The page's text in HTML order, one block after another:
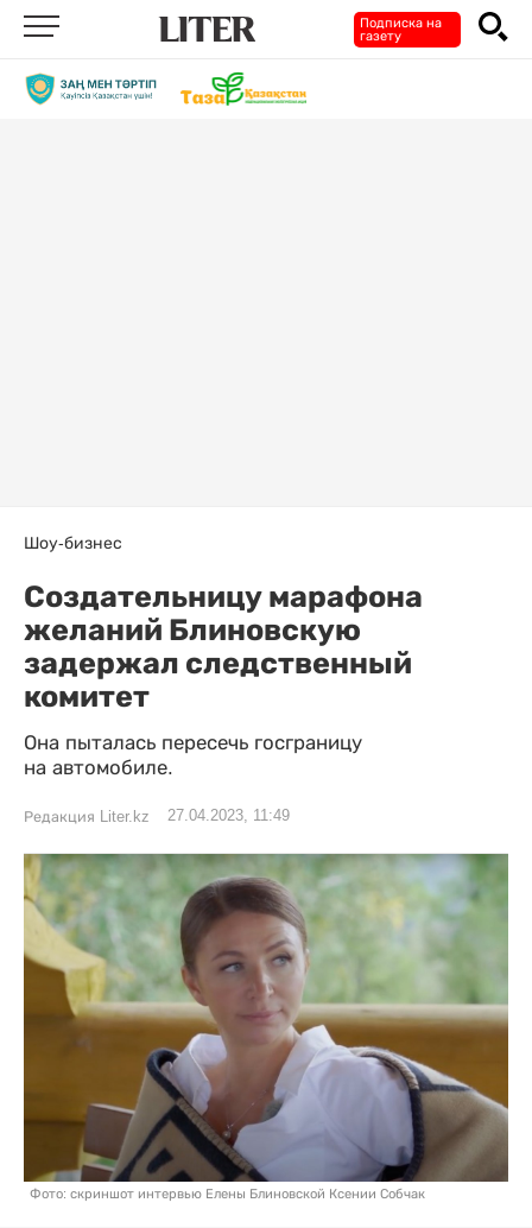
Подписка на
газету
Шоу-бизнес
Создательницу марафона
желаний Блиновскую
задержал следственный
комитет
Она пыталась пересечь госграницу
на автомобиле.
Редакция Liter.kz 27.04.2023, 11:49
Фото: скриншот интервью Елены Блиновской Ксении Собчак